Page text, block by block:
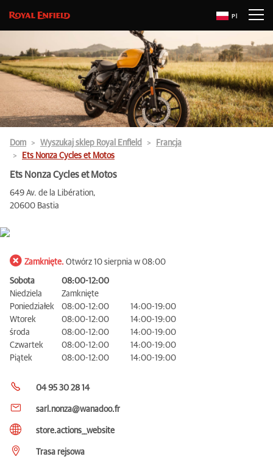
Pl
Dom Wyszukaj sklep Royal Enfield
Francja
Ets Nonza Cycles et Motos
Ets Nonza Cycles et Motos
649 Av. de la Libération,
20600 Bastia
Zamknięte. Otwórz 10 sierpnia w 08:00
Sobota
08:00-12:00
Niedziela
Zamknięte
Poniedziałek
08:00-12:00
14:00-19:00
Wtorek
08:00-12:00
14:00-19:00
środa
08:00-12:00
14:00-19:00
Czwartek
08:00-12:00
14:00-19:00
Piątek
08:00-12:00 14:00-19:00
04 95 30 28 14
sarl.nonza@wanadoo.fr
store.actions__website
Trasa rejsowa